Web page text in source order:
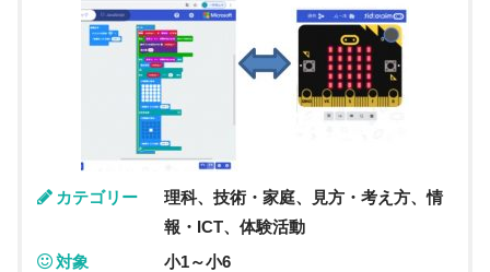
カテゴリー
理科、技術・家庭、見方・考え方、情
報・ICT、体験活動
対象
小1～小6